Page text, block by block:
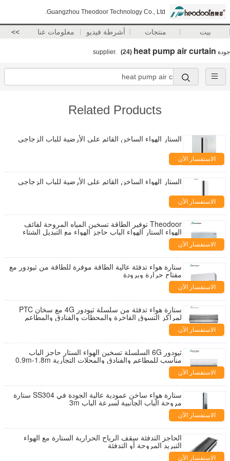
Guangzhou Theodoor Technology Co., Ltd.
بيت منتجات أشرطة فيديو معلومات عنا >>
جودة heat pump air curtain
(24)
Related Products
الستار الهواء الساخن القائم على الأرضية للباب الزجاجي
الاستفسار الآن
الستار الهواء الساخن القائم على الأرضية للباب الزجاجي
الاستفسار الآن
Theodoor توفير الطاقة تسخين المياه المروحة لفائف
الهواء الستار الهواء الباب حاجز الهواء مع التبديل الشتاء
والصيفالاستفسار الآن
ستارة هواء تدفئة عالية الطاقة موفرة للطاقة من ثيودور مع
مفتاح حرارة وبرودة
الاستفسار الآن
ستارة هواء تدفئة من سلسلة ثيودور 4G مع سخان PTC
لمراكز التسوق الفاخرة والمحطات والفنادق والمطاعم
الاستفسار الآن
ثيودور 6G السلسلة تسخين الهواء الستار حاجز الباب
مناسب للمطاعم والفنادق والمحلات التجارية 0.9m-1.8m
الاستفسار الآن
ستارة هواء ساخن عمودية عالية الجودة في SS304 ستارة
مروحة الباب الجانبية لسرعة الباب 3m
الاستفسار الآن
الحاجز التدفئة سقف الرياح الحرارية الستارة مع الهواء
التبريد المروحة أو التدفئة
الاستفسار الآن